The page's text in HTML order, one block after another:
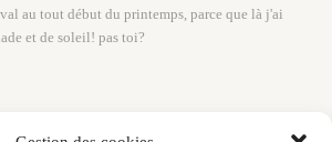
au tout début du printemps, parce que là j'ai
et de soleil! pas toi?